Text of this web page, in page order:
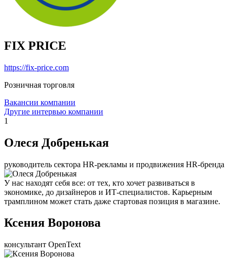
FIX PRICE
https://fix-price.com
Розничная торговля
Вакансии компании
Другие интервью компании
1
Олеся Добренькая
руководитель сектора HR-рекламы и продвижения HR-бренда
У нас находят себя все: от тех, кто хочет развиваться в
экономике, до дизайнеров и ИТ-специалистов. Карьерным
трамплином может стать даже стартовая позиция в магазине.
Ксения Воронова
консультант OpenText